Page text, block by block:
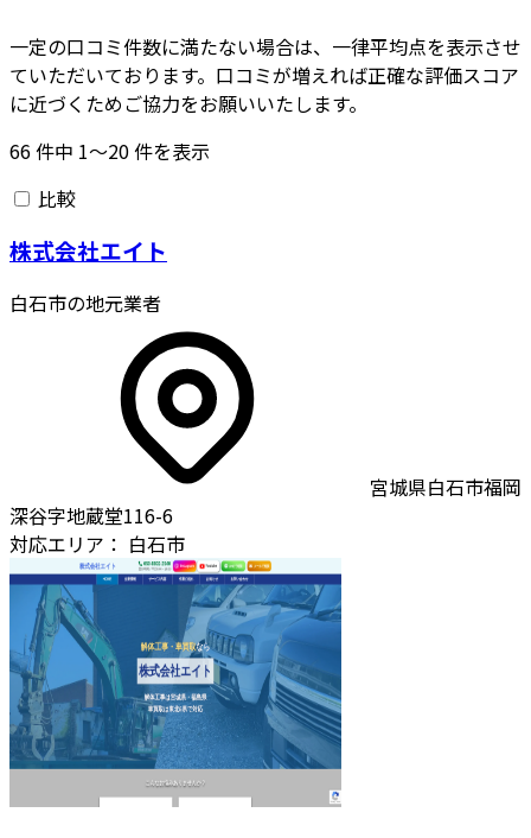
一定の口コミ件数に満たない場合は、一律平均点を表示させ
ていただいております。口コミが増えれば正確な評価スコア
に近づくためご協力をお願いいたします。
66件中 1〜20件を表示
比較
株式会社エイト
白石市の地元業者
宮城県白石市福岡
深谷字地蔵堂116-6
対応エリア： 白石市